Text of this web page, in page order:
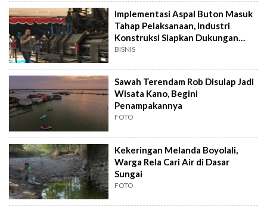
Implementasi Aspal Buton Masuk
Tahap Pelaksanaan, Industri
Konstruksi Siapkan Dukungan
Teknologi
BISNIS
Sawah Terendam Rob Disulap Jadi
Wisata Kano, Begini
Penampakannya
FOTO
Kekeringan Melanda Boyolali,
Warga Rela Cari Air di Dasar
Sungai
FOTO